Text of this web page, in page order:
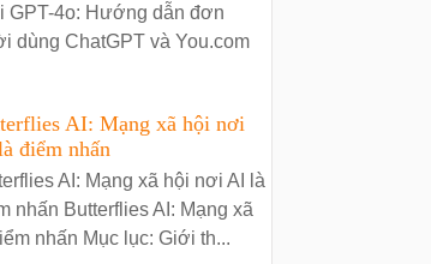
GPT-4o: Hướng dẫn đơn
dùng ChatGPT và You.com
AI: Mạng xã hội nơi
điểm nhấn
AI: Mạng xã hội nơi AI là
nhấn Butterflies AI: Mạng xã
nhấn Mục lục: Giới th...